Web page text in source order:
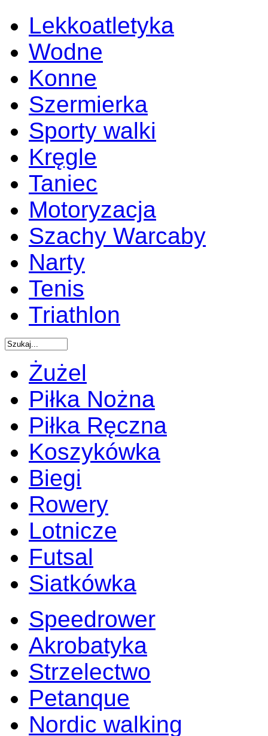
Lekkoatletyka
Wodne
Konne
Szermierka
Sporty walki
Kręgle
Taniec
Motoryzacja
Szachy Warcaby
Narty
Tenis
Triathlon
Żużel
Piłka Nożna
Piłka Ręczna
Koszykówka
Biegi
Rowery
Lotnicze
Futsal
Siatkówka
Speedrower
Akrobatyka
Strzelectwo
Petanque
Nordic walking